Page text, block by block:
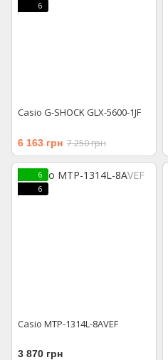
6
Casio G-SHOCK GLX-5600-1JF
6 163 грн 7 250 грн
6
6
Casio MTP-1314L-8AVEF
3 870 грн